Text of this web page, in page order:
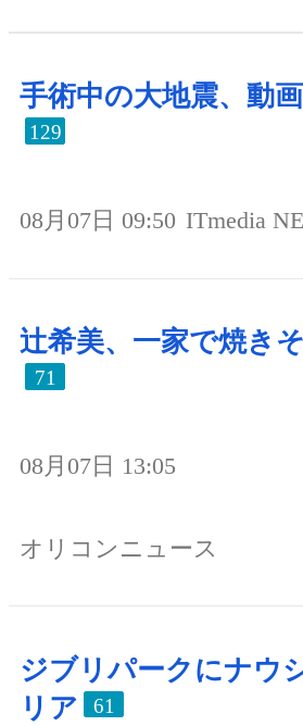
手術中の大地震、動
129
08月07日 09:50 ITmedia
辻希美、一家で焼き
71
08月07日 13:05
オリコンニュース
ジブリパークにナウ
リア
61